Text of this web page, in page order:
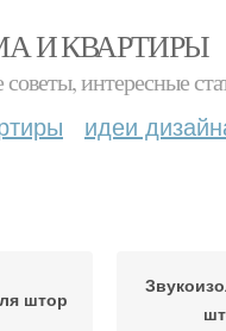
И КВАРТИРЫ
интересные
идеи
штор